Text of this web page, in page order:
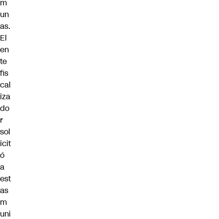
m
un
as.
El
en
te
fis
cal
iza
do
r
sol
icit
ó
a
est
as
m
uni